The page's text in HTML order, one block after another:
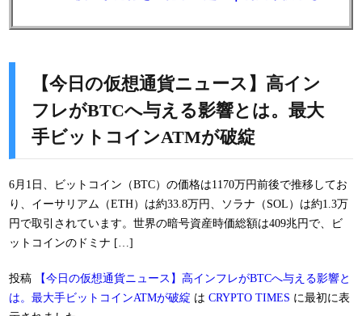
【今日の仮想通貨ニュース】高イン
フレがBTCへ与える影響とは。最大
手ビットコインATMが破綻
6月1日、ビットコイン（BTC）の価格は1170万円前後で推移してお
り、イーサリアム（ETH）は約33.8万円、ソラナ（SOL）は約1.3万
円で取引されています。世界の暗号資産時価総額は409兆円で、ビ
ットコインのドミナ […]
投稿
【今日の仮想通貨ニュース】高インフレがBTCへ与える影響と
は。最大手ビットコインATMが破綻 は CRYPTO TIMES に最初に表